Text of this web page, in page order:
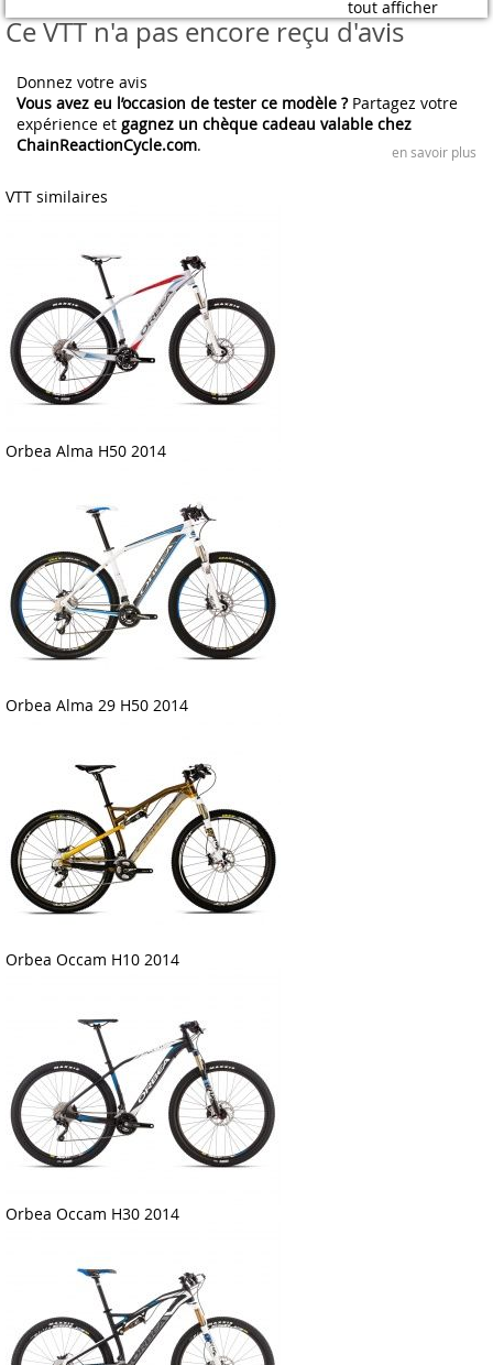
tout afficher
Ce VTT n'a pas encore reçu d'avis
Donnez votre avis
Vous avez eu l’occasion de tester ce modèle ?Partagez votre
expérience et gagnez un chèque cadeau valable chez
ChainReactionCycle.com. en savoir plus
VTT similaires
Orbea Alma H50 2014
Orbea Alma 29 H50 2014
Orbea Occam H10 2014
Orbea Occam H30 2014